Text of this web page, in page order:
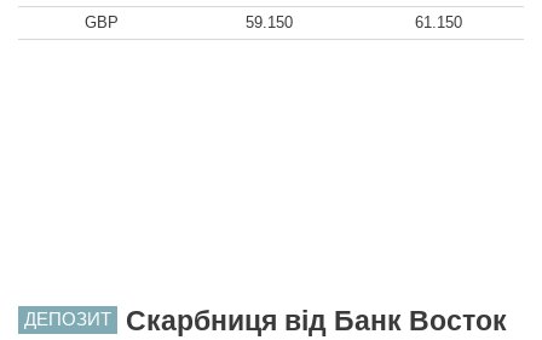
GBP
59.150 61.150
ДЕПОЗИТ Скарбниця від Банк Восток